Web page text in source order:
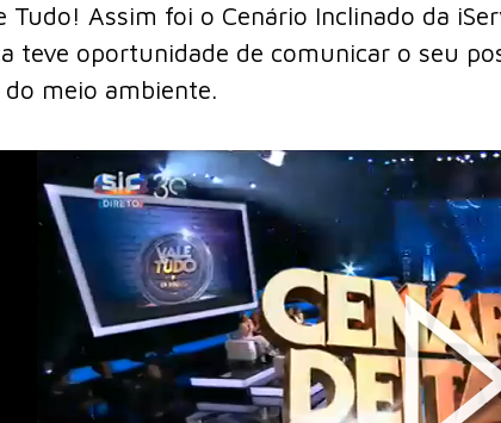
Tudo! Assim foi o Cenário Inclinado da
teve oportunidade de comunicar o seu
do meio ambiente.